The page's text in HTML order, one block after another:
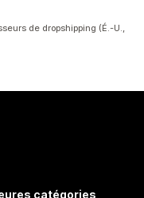
de dropshipping (É.-U.,
catégories